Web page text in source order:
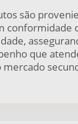
são
conformidade
que
mercado